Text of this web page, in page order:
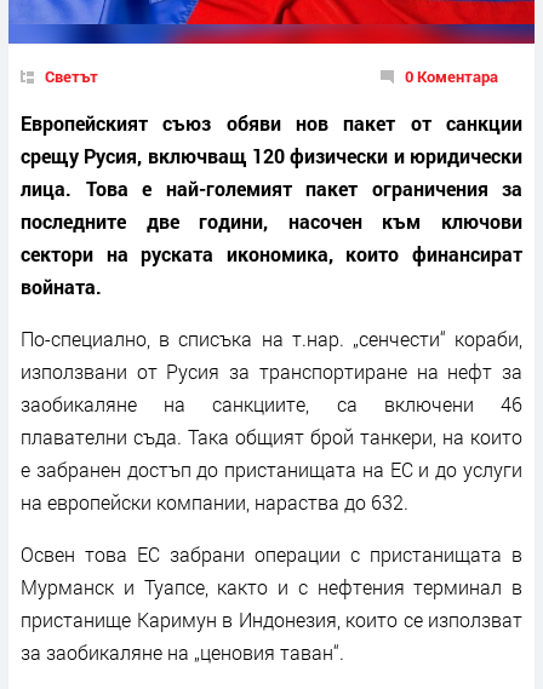
Светът 0 Коментара
Европейският съюз обяви нов пакет от санкции
срещу Русия, включващ 120 физически и юридически
лица. Това е най-големият пакет ограничения за
последните две години, насочен към ключови
сектори на руската икономика, които финансират
войната.
По-специално, в списъка на т.нар. „сенчести“ кораби,
използвани от Русия за транспортиране на нефт за
заобикаляне на санкциите, са включени 46
плавателни съда. Така общият брой танкери, на които
е забранен достъп до пристанищата на ЕС и до услуги
на европейски компании, нараства до 632.
Освен това ЕС забрани операции с пристанищата в
Мурманск и Туапсе, както и с нефтения терминал в
пристанище Каримун в Индонезия, които се използват
за заобикаляне на „ценовия таван“.